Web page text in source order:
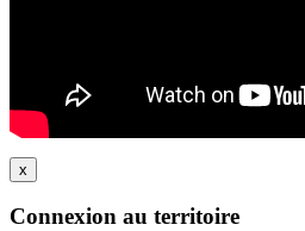
x
Connexion au territoire